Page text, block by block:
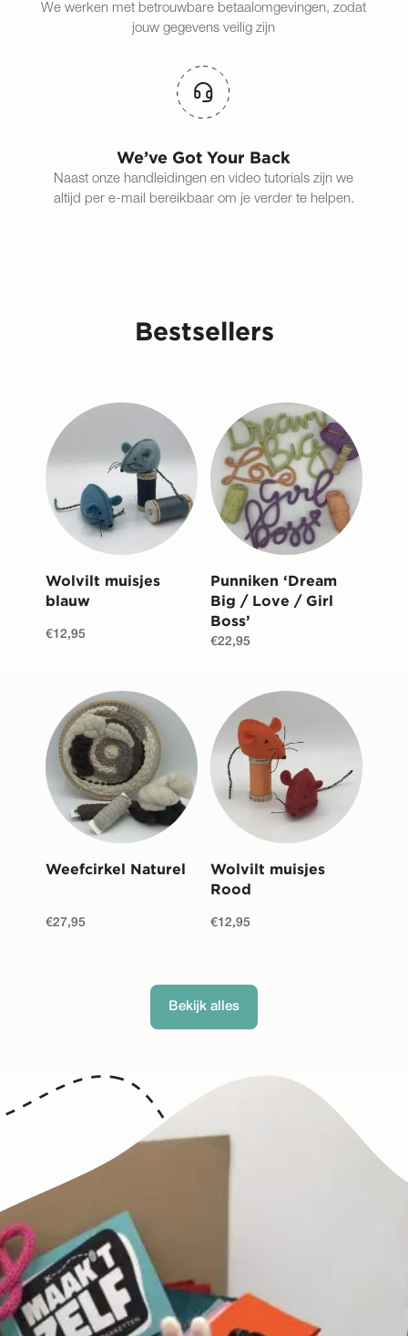
We werken met betrouwbare betaalomgevingen, zodat
jouw gegevens veilig zijn
We’ve Got Your Back
Naast onze handleidingen en video tutorials zijn we
altijd per e-mail bereikbaar om je verder te helpen.
Bestsellers
Wolvilt muisjes
blauw
€12,95
Punniken ‘Dream
Big / Love / Girl
Boss’
€22,95
Weefcirkel Naturel
€27,95
Wolvilt muisjes
Rood
€12,95
Bekijk alles